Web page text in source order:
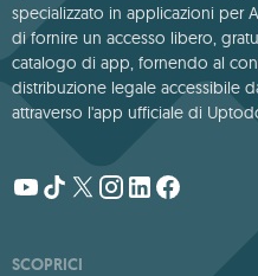
specializzato in applicazioni per
di fornire un accesso libero,
catalogo di app, fornendo al
distribuzione legale accessibile
attraverso l'app ufficiale di
SCOPRICI